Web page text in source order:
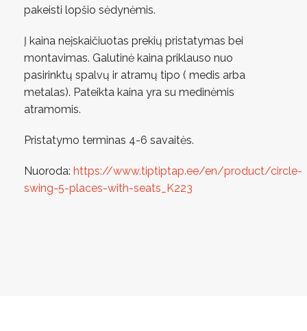
pakeisti lopšio sėdynėmis.
Į kaina neįskaičiuotas prekių pristatymas bei
montavimas. Galutinė kaina priklauso nuo
pasirinktų spalvų ir atramų tipo ( medis arba
metalas). Pateikta kaina yra su medinėmis
atramomis.
Pristatymo terminas 4-6 savaitės.
Nuoroda: https://www.tiptiptap.ee/en/product/circle-
swing-5-places-with-seats_K223